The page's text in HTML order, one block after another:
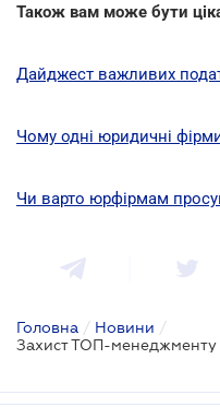
Також вам може бути
Дайджест важливих
Чому одні юридичні
Чи варто юрфірмам
Головна / Новини /